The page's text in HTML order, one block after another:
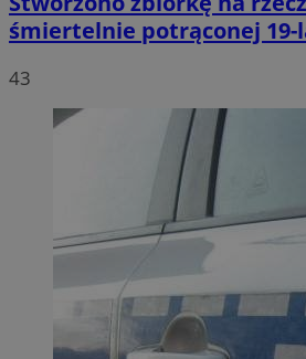
śmiertelnie potrąconej
43